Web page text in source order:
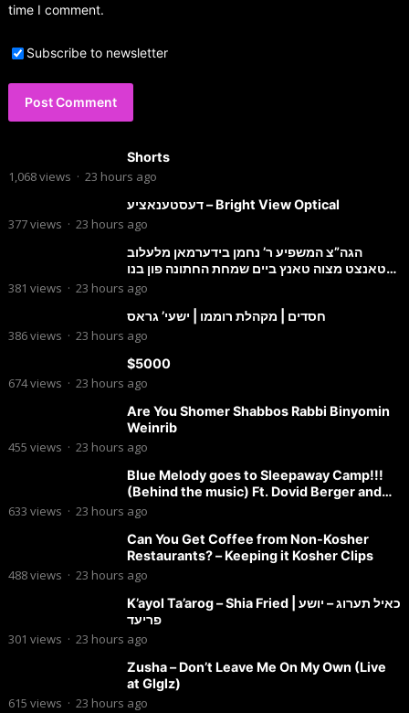
time I comment.
Subscribe to newsletter
Shorts
1,068views · 23 hours ago
דעסטענאציע – Bright View Optical
377views · 23 hours ago
הגה”צ המשפיע ר’ נחמן בידערמאן מלעלוב
טאנצט מצוה טאנץ ביים שמחת החתונה פון בנו
החתן
381 views · 23 hours ago
חסדים | מקהלת רוממו | ישעי’ גראס
386views · 23 hours ago
$5000
674views · 23 hours ago
Are You Shomer Shabbos Rabbi Binyomin
Weinrib
455 views · 23 hours ago
Blue Melody goes to Sleepaway Camp!!!
(Behind the music) Ft. Dovid Berger and
Chaim Brown
633 views · 23 hours ago
Can You Get Coffee from Non-Kosher
Restaurants? – Keeping it Kosher Clips
488views · 23 hours ago
K’ayol Ta’arog – Shia Fried | כאיל תערוג – יושע
פריעד
301 views · 23 hours ago
Zusha – Don’t Leave Me On My Own (Live
at Glglz)
615 views · 23 hours ago